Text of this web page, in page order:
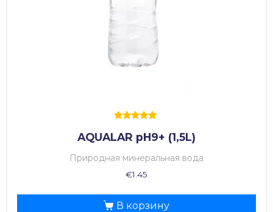
5.00
из 5
AQUALAR pH9+ (1,5L)
Природная минеральная вода
€1.45
В корзину